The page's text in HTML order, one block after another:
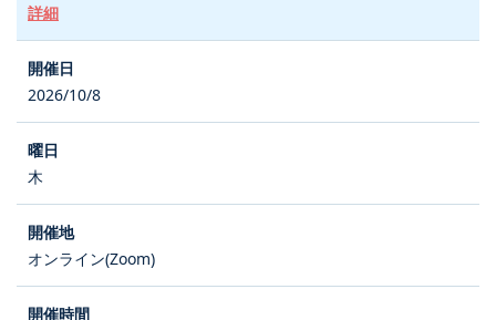
詳細
2026/10/8
木
オンライン(Zoom)